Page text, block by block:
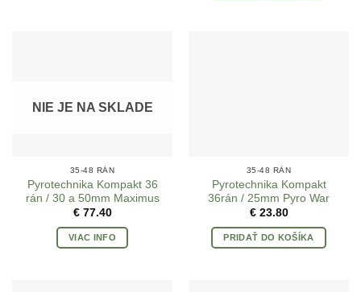
NIE JE NA SKLADE
35-48 RÁN
Pyrotechnika Kompakt 36
rán / 30 a 50mm Maximus
€77.40
VIAC INFO
35-48 RÁN
Pyrotechnika Kompakt
36rán / 25mm Pyro War
€23.80
PRIDAŤ DO KOŠÍKA